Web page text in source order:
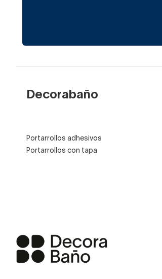
Decorabaño
Portarrollos adhesivos
Portarrollos con tapa